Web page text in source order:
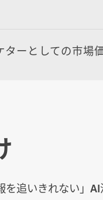
ーとしての市場
を追いきれない」